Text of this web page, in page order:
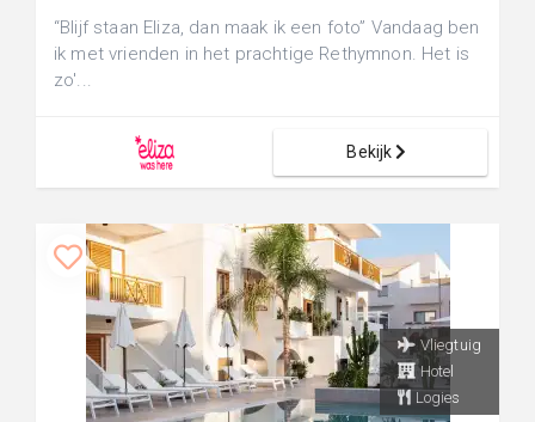
“Blijf staan Eliza, dan maak ik een foto” Vandaag ben
ik met vrienden in het prachtige Rethymnon. Het is
zo'...
Bekijk
Vliegtuig
Hotel
Logies